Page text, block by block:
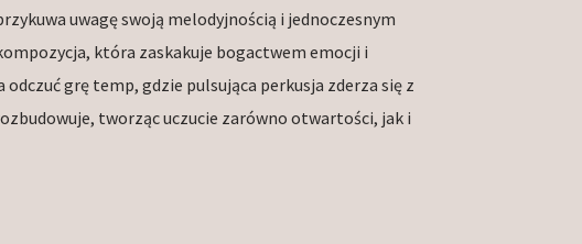
uwagę swoją melodyjnością i jednoczesnym
która zaskakuje bogactwem emocji i
grę temp, gdzie pulsująca perkusja zderza się z
tworząc uczucie zarówno otwartości, jak i